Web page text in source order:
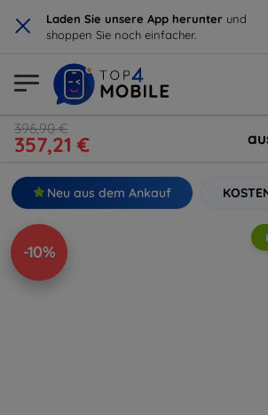
× Laden Sie unsere App herunter und
shoppen Sie noch einfacher.
396,90 €
357,21 €
Neu aus dem Ankauf
-10%